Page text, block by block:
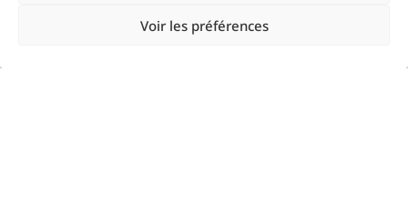
Voir les préférences